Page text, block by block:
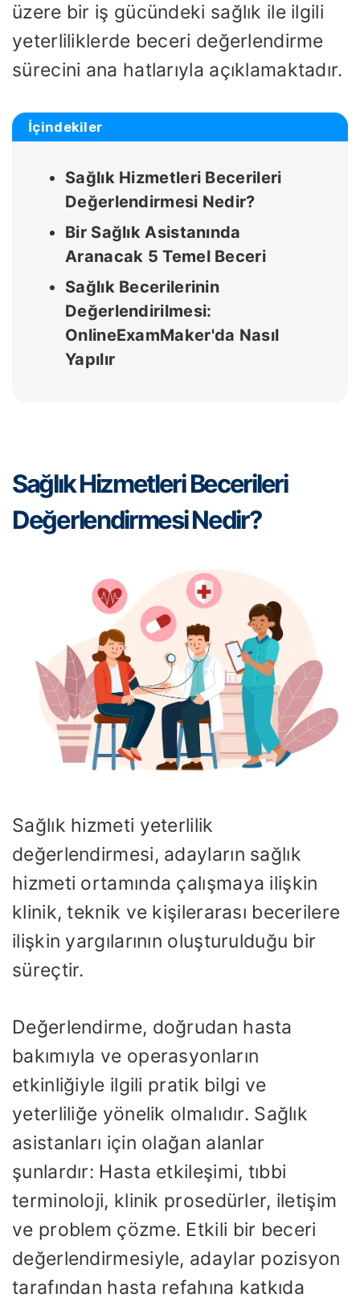
üzere bir iş gücündeki sağlık ile ilgili
yeterliliklerde beceri değerlendirme
sürecini ana hatlarıyla açıklamaktadır.
İçindekiler
Sağlık Hizmetleri Becerileri
Değerlendirmesi Nedir?
Bir Sağlık Asistanında
Aranacak 5 Temel Beceri
Sağlık Becerilerinin
Değerlendirilmesi:
OnlineExamMaker'da Nasıl
Yapılır
Sağlık Hizmetleri Becerileri
Değerlendirmesi Nedir?
Sağlık hizmeti yeterlilik
değerlendirmesi, adayların sağlık
hizmeti ortamında çalışmaya ilişkin
klinik, teknik ve kişilerarası becerilere
ilişkin yargılarının oluşturulduğu bir
süreçtir.
Değerlendirme, doğrudan hasta
bakımıyla ve operasyonların
etkinliğiyle ilgili pratik bilgi ve
yeterliliğe yönelik olmalıdır. Sağlık
asistanları için olağan alanlar
şunlardır: Hasta etkileşimi, tıbbi
terminoloji, klinik prosedürler, iletişim
ve problem çözme. Etkili bir beceri
değerlendirmesiyle, adaylar pozisyon
tarafından hasta refahına katkıda